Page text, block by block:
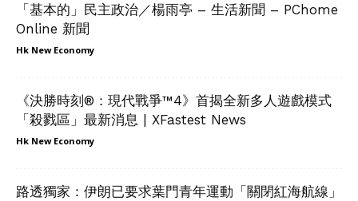
「基本的」民主政治／楊雨亭 – 生活新聞 – PChome
Online 新聞
Hk New Economy
《決勝時刻®：現代戰爭™4》首揭全新多人遊戲模式
「殺戮區」最新消息 | XFastest News
Hk New Economy
路透獨家：伊朗已要求葉門青年運動「關閉紅海航線」